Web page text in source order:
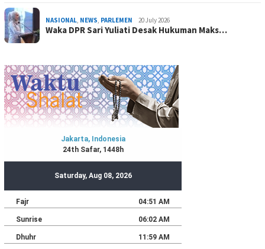
NASIONAL, NEWS, PARLEMEN 20 July 2026
Waka DPR Sari Yuliati Desak Hukuman Maks…